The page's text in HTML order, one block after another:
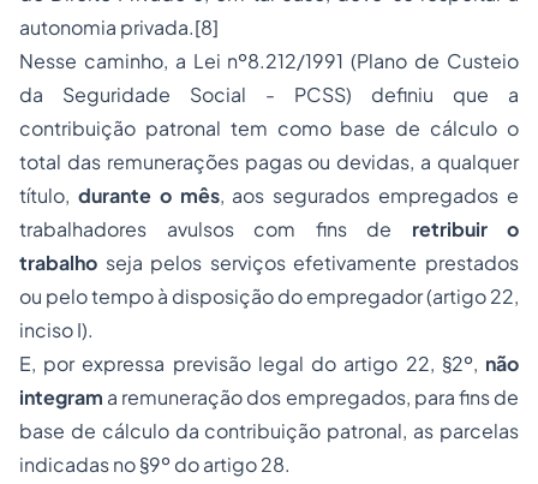
autonomia privada.[8]
Nesse caminho, a Lei nº8.212/1991 (Plano de Custeio
da Seguridade Social - PCSS) definiu que a
contribuição patronal tem como base de cálculo o
total das remunerações pagas ou devidas, a qualquer
título, durante o mês, aos segurados empregados e
trabalhadores avulsos com fins de retribuir o
trabalho seja pelos serviços efetivamente prestados
ou pelo tempo à disposição do empregador (artigo 22,
inciso I).
E, por expressa previsão legal do artigo 22, §2º, não
integram a remuneração dos empregados, para fins de
base de cálculo da contribuição patronal, as parcelas
indicadas no §9º do artigo 28.